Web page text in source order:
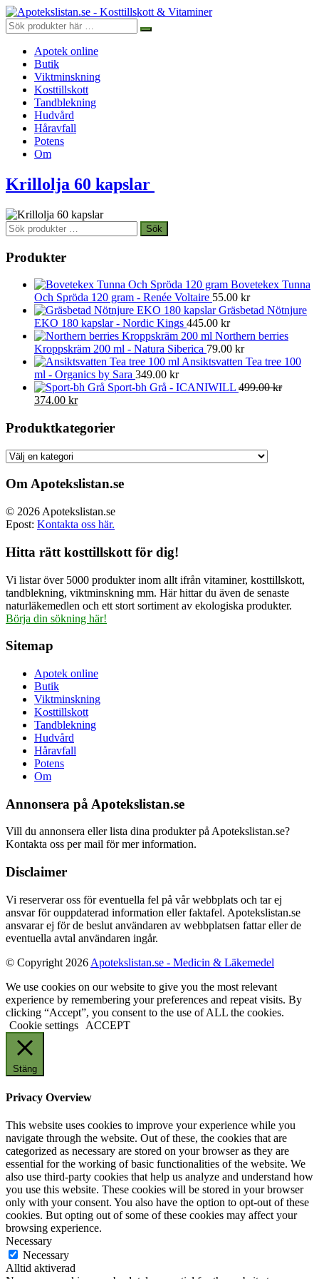
Apotek online
Butik
Viktminskning
Kosttillskott
Tandblekning
Hudvård
Håravfall
Potens
Om
Krillolja 60 kapslar
Sök
efter:
Sök
Produkter
Bovetekex Tunna
Och Spröda 120 gram - Renée Voltaire 55.00 kr
Gräsbetad Nötnjure
EKO 180 kapslar - Nordic Kings 445.00 kr
Northern berries
Kroppskräm 200 ml - Natura Siberica 79.00 kr
Ansiktsvatten Tea tree 100
ml - Organics by Sara 349.00 kr
Sport-bh Grå - ICANIWILL 499.00kr
Det
priset
499.00 kr.
374.00 krDet
priset
är:
374.00 kr.
Produktkategorier
Om Apotekslistan.se
© 2026 Apotekslistan.se
Epost: Kontakta oss här.
Hitta rätt kosttillskott för dig!
Vi listar över 5000 produkter inom allt ifrån vitaminer, kosttillskott,
tandblekning, viktminskning mm. Här hittar du även de senaste
naturläkemedlen och ett stort sortiment av ekologiska produkter.
Börja din sökning här!
Sitemap
Apotek online
Butik
Viktminskning
Kosttillskott
Tandblekning
Hudvård
Håravfall
Potens
Om
Annonsera på Apotekslistan.se
Vill du annonsera eller lista dina produkter på Apotekslistan.se?
Kontakta oss per mail för mer information.
Disclaimer
Vi reserverar oss för eventuella fel på vår webbplats och tar ej
ansvar för ouppdaterad information eller faktafel. Apotekslistan.se
ansvarar ej för de beslut användaren av webbplatsen fattar eller de
eventuella avtal användaren ingår.
© Copyright 2026 Apotekslistan.se - Medicin & Läkemedel
We use cookies on our website to give you the most relevant
experience by remembering your preferences and repeat visits. By
clicking “Accept”, you consent to the use of ALL the cookies.
Cookie settings
ACCEPT
Stäng
Privacy Overview
This website uses cookies to improve your experience while you
navigate through the website. Out of these, the cookies that are
categorized as necessary are stored on your browser as they are
essential for the working of basic functionalities of the website. We
also use third-party cookies that help us analyze and understand how
you use this website. These cookies will be stored in your browser
only with your consent. You also have the option to opt-out of these
cookies. But opting out of some of these cookies may affect your
browsing experience.
Necessary
Necessary
Alltid aktiverad